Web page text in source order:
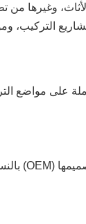
وغيرها
التركيب،